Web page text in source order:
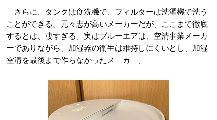
さらに、タンクは食洗機で、フィルターは洗濯機で洗う
ことができる。元々志が高いメーカーだが、ここまで徹底
するとは、凄すぎる。実はブルーエアは、空清事業メーカ
ーでありながら、加湿器の衛生は維持しにくいとし、加湿
空清を最後まで作らなかったメーカー。